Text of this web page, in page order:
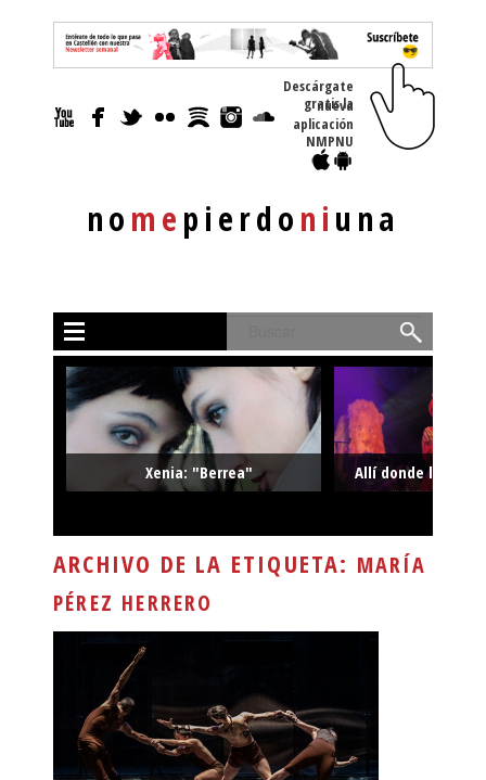
nomepierdoniuna
Descárgate
gratis la nueva
aplicación
NMPNU
Xenia: "Berrea" Allí donde la
ARCHIVO DE LA ETIQUETA: MARÍA
PÉREZ HERRERO